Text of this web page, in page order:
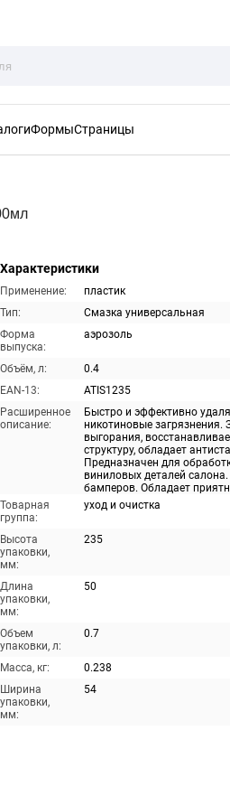
ФормыСтраницы
Характеристики
Применение:
пластик
Тип:
Смазка универсальная
Форма
выпуска:
аэрозоль
Объём, л:
0.4
EAN-13:
ATIS1235
Расширенное
описание:
Быстро и эффективно
никотиновые загрязнения.
выгорания,
структуру, обладает
Предназначен для
виниловых деталей
бамперов. Обладает
Товарная
группа:
уход и очистка
Высота
упаковки,
мм:
235
Длина
упаковки,
мм:
50
Объем
упаковки, л:
0.7
Масса, кг:
0.238
Ширина
упаковки,
мм:
54